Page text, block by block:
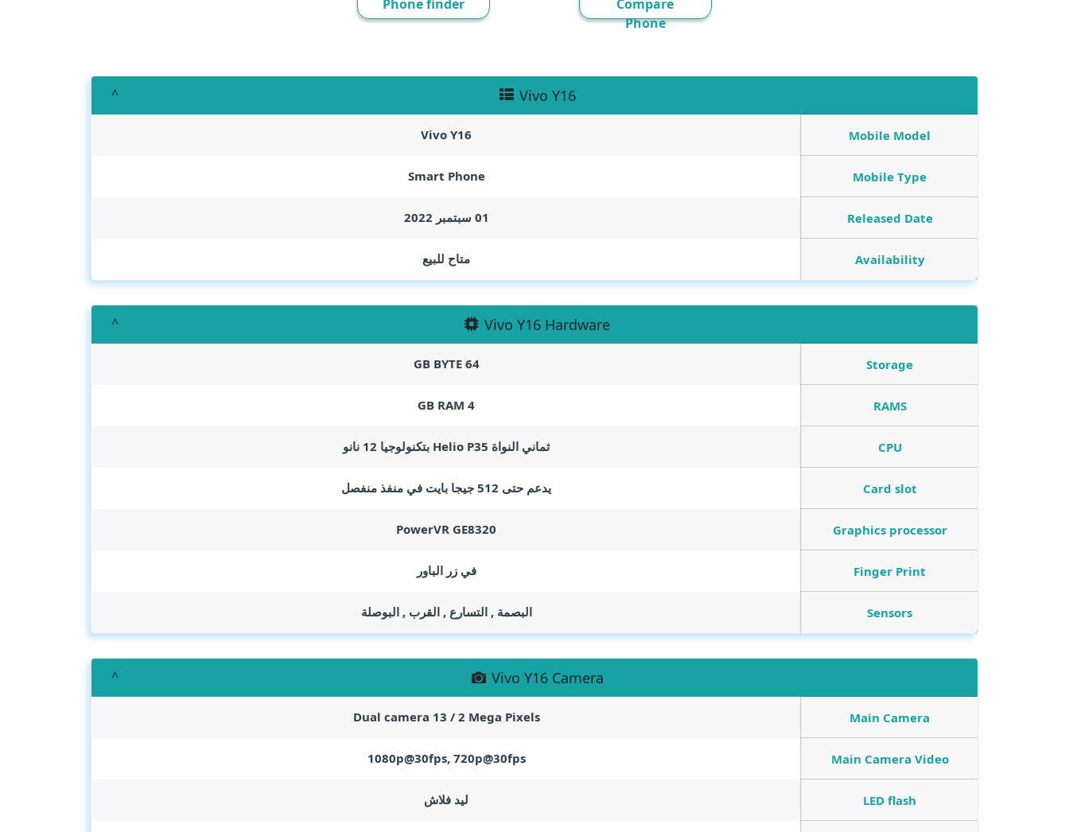
Compare
Phone
Phone finder
Vivo Y16
Mobile Model
Vivo Y16
Mobile Type
Smart Phone
Released Date 01 سبتمبر 2022
Availability متاح للبيع
Vivo Y16 Hardware
Storage
64
GB BYTE
RAMS
4
GB RAM
CPU ثماني النواة Helio P35 بتكنولوجيا 12 نانو
Card slot يدعم حتى 512 جيجا بايت في منفذ منفصل
Graphics processor
PowerVR GE8320
Finger Print في زر الباور
Sensors البصمة , التسارع , القرب , البوصلة
Vivo Y16 Camera
Main Camera
Dual camera 13 / 2 Mega Pixels
Main Camera Video
1080p@30fps, 720p@30fps
LED flash ليد فلاش